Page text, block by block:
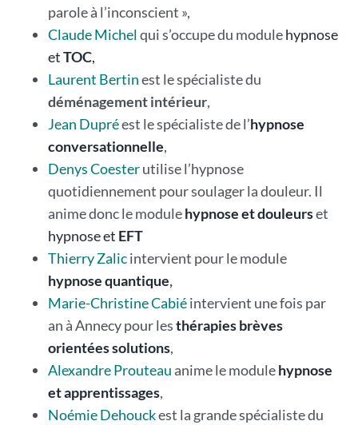
parole à l’inconscient »,
Claude Michelqui s’occupe du modulehypnose
etTOC,
Laurent Bertinest le spécialiste du
déménagement intérieur,
Jean Dupréest le spécialiste de l’hypnose
conversationnelle,
Denys Coesterutilise l’hypnose
quotidiennement pour soulager la douleur. Il
anime donc le modulehypnose et douleurset
hypnose et EFT
Thierry Zalicintervient pour le module
hypnose quantique,
Marie-Christine Cabiéintervient une fois par
an à Annecy pour lesthérapies brèves
orientées solutions,
Alexandre Prouteau anime le modulehypnose
et apprentissages,
Noémie Dehouckest la grande spécialiste du